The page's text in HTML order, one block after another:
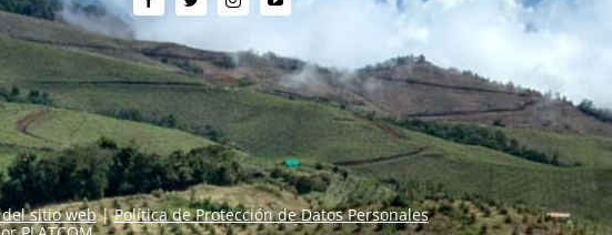
sitio web|Política de Protección de Datos Personales